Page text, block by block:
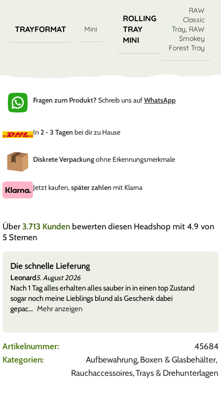
TRAYFORMAT Mini
ROLLING
TRAY
MINI
RAW
Classic
Tray, RAW
Smokey
Forest Tray
Fragen zum Produkt? Schreib uns aufWhatsApp
In 2 - 3 Tagen bei dir zu Hause
Diskrete Verpackungohne Erkennungsmerkmale
Jetzt kaufen,später zahlen mit Klarna
Über3.713 Kunden bewerten diesen Headshop mit 4.9 von
5 Sternen
Die schnelle Lieferung
Leonard5. August 2026
Nach 1 Tag alles erhalten alles sauber in in einen top Zustand
sogar noch meine Lieblings blund als Geschenk dabei
gepac
Mehr anzeigen
Artikelnummer:
45684
Kategorien:
Aufbewahrung, Boxen & Glasbehälter,
Rauchaccessoires,Trays & Drehunterlagen